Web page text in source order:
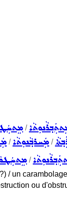
/
/ܡܲܚܪܒ݂ܵܢܘܼܬܵܐ /
/
/ un
ou